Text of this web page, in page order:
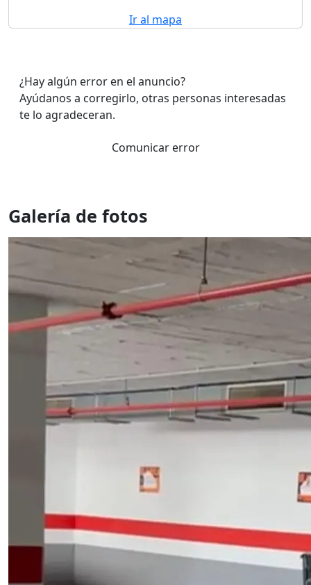
Ir al mapa
¿Hay algún error en el anuncio?
Ayúdanos a corregirlo, otras personas interesadas
te lo agradeceran.
Comunicar error
Galería de fotos